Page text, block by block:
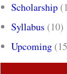
Scholarship
Syllabus (10)
Upcoming